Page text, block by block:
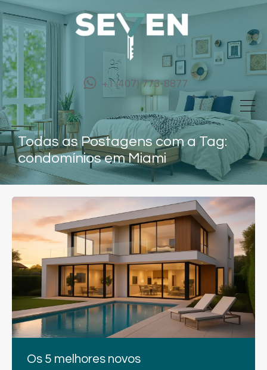
+1 (407) 773-8877
Todas as Postagens com a Tag:
condomínios em Miami
Os 5 melhores novos